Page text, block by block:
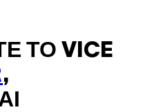
ΤΟ VICE
,